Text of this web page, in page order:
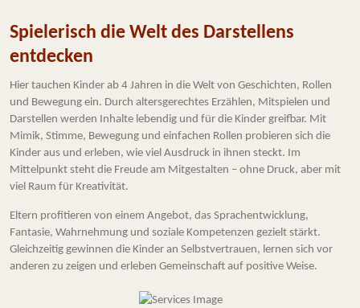
Spielerisch die Welt des Darstellens
entdecken
Hier tauchen Kinder ab 4 Jahren in die Welt von Geschichten, Rollen
und Bewegung ein. Durch altersgerechtes Erzählen, Mitspielen und
Darstellen werden Inhalte lebendig und für die Kinder greifbar. Mit
Mimik, Stimme, Bewegung und einfachen Rollen probieren sich die
Kinder aus und erleben, wie viel Ausdruck in ihnen steckt. Im
Mittelpunkt steht die Freude am Mitgestalten – ohne Druck, aber mit
viel Raum für Kreativität.
Eltern profitieren von einem Angebot, das Sprachentwicklung,
Fantasie, Wahrnehmung und soziale Kompetenzen gezielt stärkt.
Gleichzeitig gewinnen die Kinder an Selbstvertrauen, lernen sich vor
anderen zu zeigen und erleben Gemeinschaft auf positive Weise.